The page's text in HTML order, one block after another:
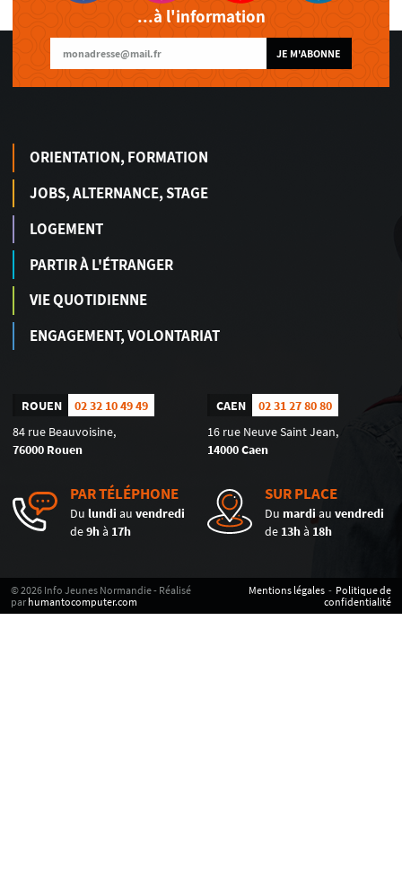
...à l'information
JE M'ABONNE
ORIENTATION, FORMATION
JOBS, ALTERNANCE, STAGE
LOGEMENT
PARTIR À L'ÉTRANGER
VIE QUOTIDIENNE
ENGAGEMENT, VOLONTARIAT
ROUEN
02 32 10 49 49
84 rue Beauvoisine,
76000 Rouen
CAEN
02 31 27 80 80
16 rue Neuve Saint Jean,
14000 Caen
PAR TÉLÉPHONE
Du lundi au vendredi
de9hà 17h
SUR PLACE
Du mardi au vendredi
de 13hà 18h
© 2026 Info Jeunes Normandie - Réalisé
par humantocomputer.com
Mentions légales - Politique de
confidentialité